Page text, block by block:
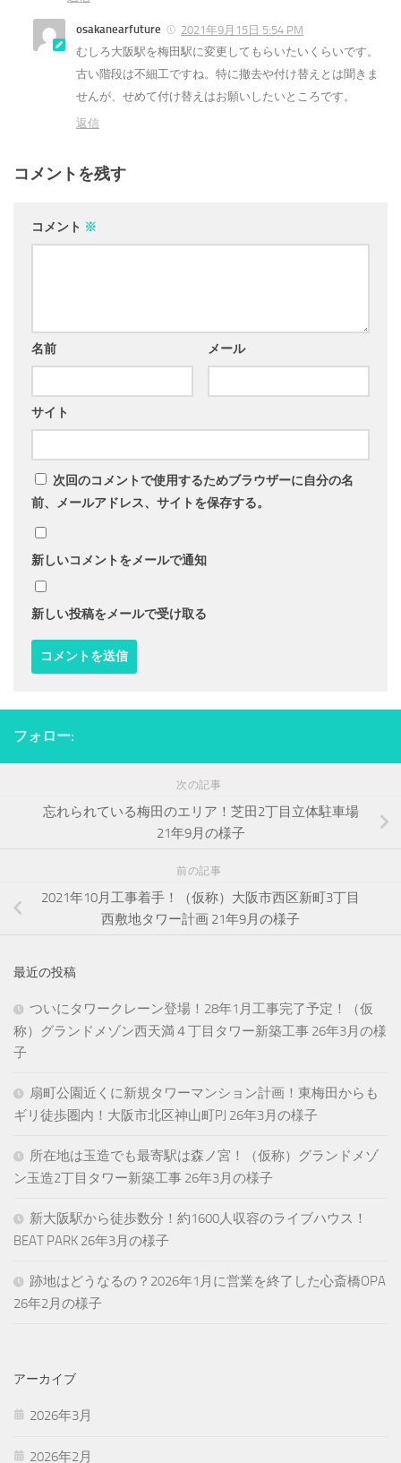
osakanearfuture
2021年9月15日 5:54 PM
むしろ大阪駅を梅田駅に変更してもらいたいくらいです。
古い階段は不細工ですね。特に撤去や付け替えとは聞きま
せんが、せめて付け替えはお願いしたいところです。
返信
コメントを残す
コメント ※
名前 メール
サイト
次回のコメントで使用するためブラウザーに自分の名
前、メールアドレス、サイトを保存する。
新しいコメントをメールで通知
新しい投稿をメールで受け取る
フォロー:
次の記事
忘れられている梅田のエリア！芝田2丁目立体駐車場
21年9月の様子
前の記事
2021年10月工事着手！（仮称）大阪市西区新町3丁目
西敷地タワー計画 21年9月の様子
最近の投稿
ついにタワークレーン登場！28年1月工事完了予定！（仮
称）グランドメゾン西天満４丁目タワー新築工事 26年3月の様
子
扇町公園近くに新規タワーマンション計画！東梅田からも
ギリ徒歩圏内！大阪市北区神山町PJ 26年3月の様子
所在地は玉造でも最寄駅は森ノ宮！（仮称）グランドメゾ
ン玉造2丁目タワー新築工事 26年3月の様子
新大阪駅から徒歩数分！約1600人収容のライブハウス！
BEAT PARK 26年3月の様子
跡地はどうなるの？2026年1月に営業を終了した心斎橋OPA
26年2月の様子
アーカイブ
2026年3月
2026年2月